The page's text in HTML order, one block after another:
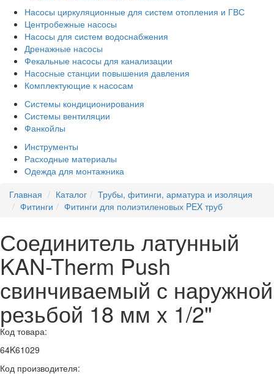
Насосы циркуляционные для систем отопления и ГВС
Центробежные насосы
Насосы для систем водоснабжения
Дренажные насосы
Фекальные насосы для канализации
Насосные станции повышения давления
Комплектующие к насосам
Системы кондиционирования
Системы вентиляции
Фанкойлы
Инструменты
Расходные материалы
Одежда для монтажника
Главная
Каталог
Трубы, фитинги, арматура и изоляция
Фитинги
Фитинги для полиэтиленовых PEX труб
Соединитель латунный
KAN-Therm Push
свинчиваемый с наружной
резьбой 18 мм x 1/2"
Код товара:
64K61029
Код производителя: